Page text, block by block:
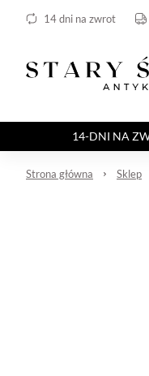
14 dni na zwrot
14-DNI NA
Strona główna Sklep